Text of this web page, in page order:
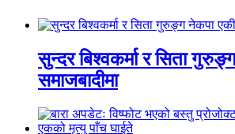
सुन्दर बिश्वकर्मा र सिता
समाजबादीमा